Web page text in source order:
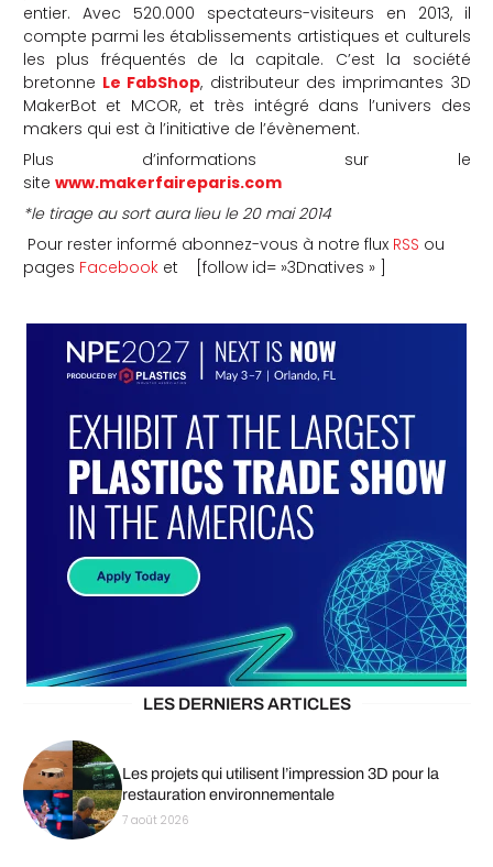
entier. Avec 520.000 spectateurs-visiteurs en 2013, il
compte parmi les établissements artistiques et culturels
les plus fréquentés de la capitale. C’est la société
bretonne Le FabShop, distributeur des imprimantes 3D
MakerBot et MCOR, et très intégré dans l’univers des
makers qui est à l’initiative de l’évènement.
Plus d’informations sur le
site www.makerfaireparis.com
*le tirage au sort aura lieu le 20 mai 2014
Pour rester informé abonnez-vous à notre flux RSS ou
pages Facebooket [follow id= »3Dnatives » ]
LES DERNIERS ARTICLES
Les projets qui utilisent l’impression 3D pour la
restauration environnementale
7 août 2026